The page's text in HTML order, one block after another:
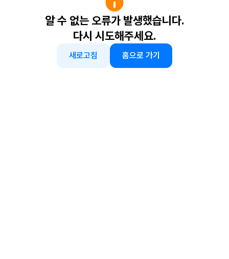
알 수 없는 오류가 발생했습니다.
다시 시도해주세요.
새로고침 홈으로 가기